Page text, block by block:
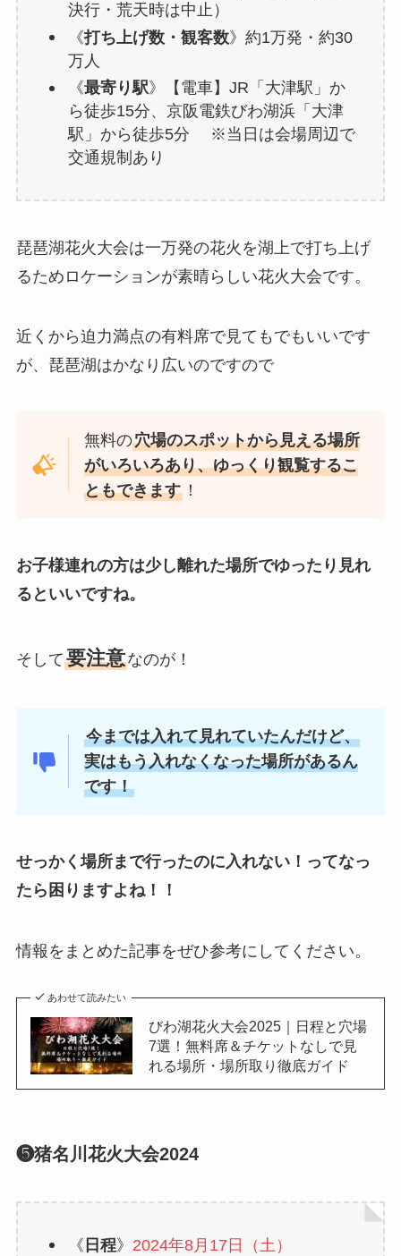
決行・荒天時は中止）
《打ち上げ数・観客数》約1万発・約30
万人
《最寄り駅》【電車】JR「大津駅」か
ら徒歩15分、京阪電鉄びわ湖浜「大津
駅」から徒歩5分 ※当日は会場周辺で
交通規制あり
琵琶湖花火大会は一万発の花火を湖上で打ち上げ
るためロケーションが素晴らしい花火大会です。
近くから迫力満点の有料席で見てもでもいいです
が、琵琶湖はかなり広いのですので
無料の穴場のスポットから見える場所
がいろいろあり、ゆっくり観覧するこ
ともできます ！
お子様連れの方は少し離れた場所でゆったり見れ
るといいですね。
そして要注意なのが！
今までは入れて見れていたんだけど、
実はもう入れなくなった場所があるん
です！
せっかく場所まで行ったのに入れない！ってなっ
たら困りますよね！！
情報をまとめた記事をぜひ参考にしてください。
あわせて読みたい
びわ湖花火大会2025｜日程と穴場
7選！無料席＆チケットなしで見
れる場所・場所取り徹底ガイド
❺猪名川花火大会2024
《 日程》 2024年8月17日（土）